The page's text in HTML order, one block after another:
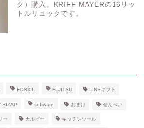
ク）購入。KRIFF MAYERの16リッ
トルリュックです。
FOSSIL FUJITSU LINEギフト
RIZAP software おまけ せんべい
ー カルビー キッチンツール